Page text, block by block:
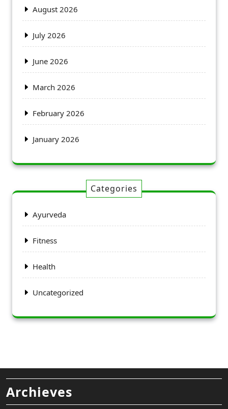
August 2026
July 2026
June 2026
March 2026
February 2026
January 2026
Categories
Ayurveda
Fitness
Health
Uncategorized
Archieves